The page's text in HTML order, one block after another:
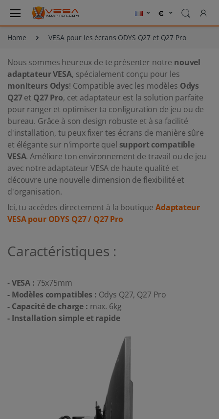
Home VESA pour les écrans ODYS Q27 et Q27 Pro
Nous sommes heureux de te présenter notre nouvel
adaptateur VESA, spécialement conçu pour les
moniteurs Odys! Compatible avec les modèles Odys
Q27et Q27 Pro, cet adaptateur est la solution parfaite
pour ranger et optimiser ta configuration de jeu ou de
bureau. Grâce à son design robuste et à sa facilité
d'installation, tu peux fixer tes écrans de manière sûre
et élégante sur n'importe quel support compatible
VESA. Améliore ton environnement de travail ou de jeu
avec notre adaptateur VESA de haute qualité et
découvre une nouvelle dimension de flexibilité et
d'organisation.
Ici, tu accèdes directement à la boutique Adaptateur
VESA pour ODYS Q27 / Q27 Pro
Caractéristiques :
-VESA : 75x75mm
- Modèles compatibles : Odys Q27, Q27 Pro
- Capacité de charge : max. 6kg
- Installation simple et rapide